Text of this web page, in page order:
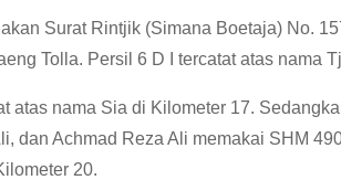
Surat Rintjik (Simana Boetaja) No.
Tolla. Persil 6 D I tercatat atas nama
atas nama Sia di Kilometer 17.
dan Achmad Reza Ali memakai SHM
20.